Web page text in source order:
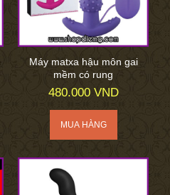
Máy matxa hậu môn gai
mềm có rung
480.000 VND